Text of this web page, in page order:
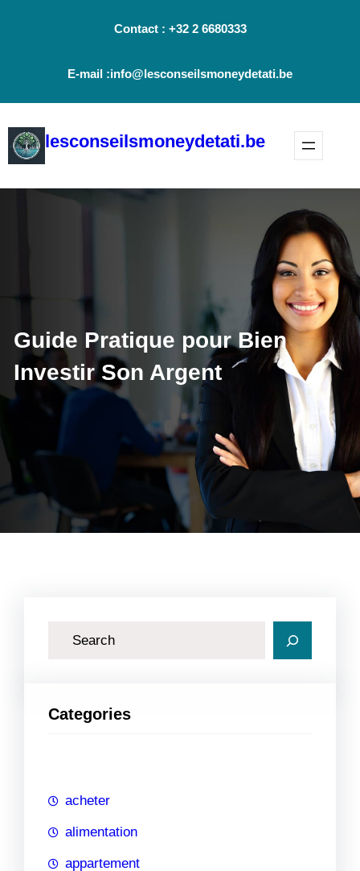
Contact : +32 2 6680333
E-mail :info@lesconseilsmoneydetati.be
lesconseilsmoneydetati.be
Guide Pratique pour Bien
Investir Son Argent
h
Categories
acheter
alimentation
appartement